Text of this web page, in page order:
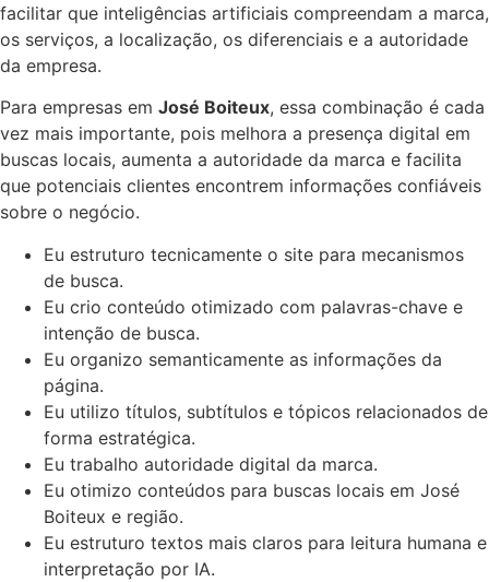
facilitar que inteligências artificiais compreendam a marca,
os serviços, a localização, os diferenciais e a autoridade
da empresa.
Para empresas em José Boiteux, essa combinação é cada
vez mais importante, pois melhora a presença digital em
buscas locais, aumenta a autoridade da marca e facilita
que potenciais clientes encontrem informações confiáveis
sobre o negócio.
Eu estruturo tecnicamente o site para mecanismos
de busca.
Eu crio conteúdo otimizado com palavras-chave e
intenção de busca.
Eu organizo semanticamente as informações da
página.
Eu utilizo títulos, subtítulos e tópicos relacionados de
forma estratégica.
Eu trabalho autoridade digital da marca.
Eu otimizo conteúdos para buscas locais em José
Boiteux e região.
Eu estruturo textos mais claros para leitura humana e
interpretação por IA.